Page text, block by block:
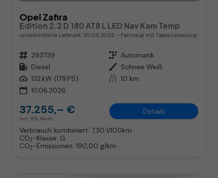
Opel Zafira
Edition 2.2 D 180 AT8 L LED Nav Kam Temp
unverbindliche Lieferzeit: 30.09.2026 Fahrzeug mit Tageszulassung
Fahrzeugnr. 293739 Getriebe Automatik
Kraftstoff Diesel Außenfarbe Schnee Weiß
Leistung 132 kW (179 PS) Kilometerstand 10 km
10.06.2026
37.255,– €
incl. 19% MwSt.
Details
Verbrauch kombiniert: 7,30 l/100km
CO2-Klasse: G
CO2-Emissionen: 190,00 g/km